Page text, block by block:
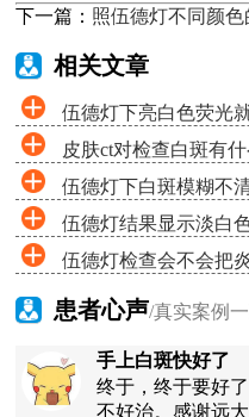
下一篇： 照伍德灯不同颜
相关文章
伍德灯下亮白色荧光
吗
皮肤ct对检查白斑有
伍德灯下白斑模糊不
伍德灯结果显示淡白
失很少吗伍德灯检查会不会把
成白癜风患者心声/真实案例
手上白斑快好了
终于，终于要好
不好治。感谢远